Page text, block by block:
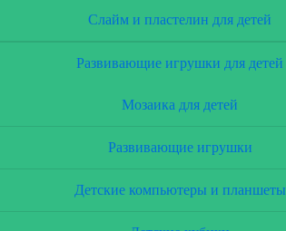
Слайм и пластелин для детей
Развивающие игрушки для детей
Мозаика для детей
Развивающие игрушки
Детские компьютеры и планшеты